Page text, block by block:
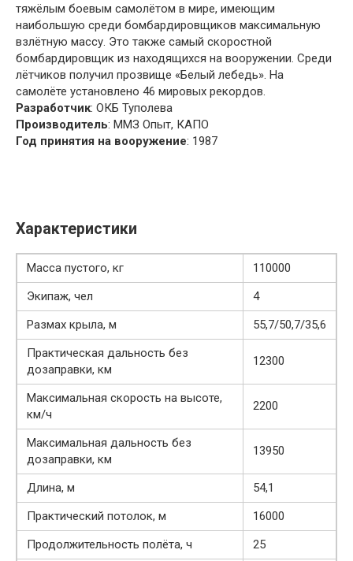
тяжёлым боевым самолётом в мире, имеющим
наибольшую среди бомбардировщиков максимальную
взлётную массу. Это также самый скоростной
бомбардировщик из находящихся на вооружении. Среди
лётчиков получил прозвище «Белый лебедь». На
самолёте установлено 46 мировых рекордов.
Разработчик: ОКБ Туполева
Производитель: ММЗ Опыт, КАПО
Год принятия на вооружение: 1987
Характеристики
Масса пустого, кг
110000
Экипаж, чел
4
Размах крыла, м
55,7/50,7/35,6
Практическая дальность без
дозаправки, км
12300
Максимальная скорость на высоте,
км/ч
2200
Максимальная дальность без
дозаправки, км
13950
Длина, м
54,1
Практический потолок, м
16000
Продолжительность полёта, ч
25